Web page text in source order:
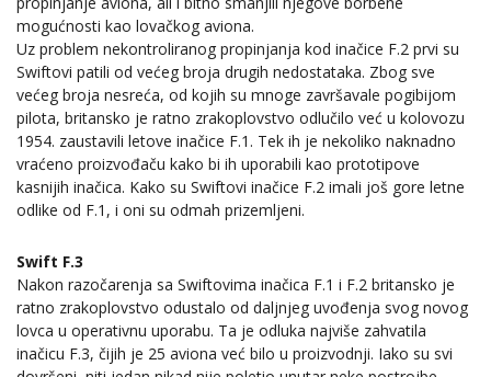
mogućnosti kao lovačkog aviona.
Uz problem nekontroliranog propinjanja kod inačice F.2 prvi su
Swiftovi patili od većeg broja drugih nedostataka. Zbog sve
većeg broja nesreća, od kojih su mnoge završavale pogibijom
pilota, britansko je ratno zrakoplovstvo odlučilo već u kolovozu
1954. zaustavili letove inačice F.1. Tek ih je nekoliko naknadno
vraćeno proizvođaču kako bi ih uporabili kao prototipove
kasnijih inačica. Kako su Swiftovi inačice F.2 imali još gore letne
odlike od F.1, i oni su odmah prizemljeni.
Swift F.3
Nakon razočarenja sa Swiftovima inačica F.1 i F.2 britansko je
ratno zrakoplovstvo odustalo od daljnjeg uvođenja svog novog
lovca u operativnu uporabu. Ta je odluka najviše zahvatila
inačicu F.3, čijih je 25 aviona već bilo u proizvodnji. Iako su svi